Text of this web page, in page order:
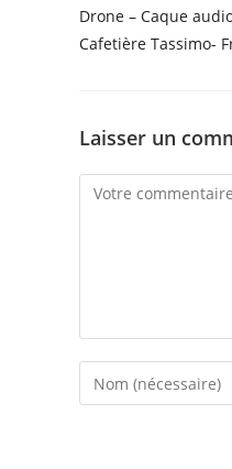
Drone – Caque
Cafetière Tassimo-
Laisser un